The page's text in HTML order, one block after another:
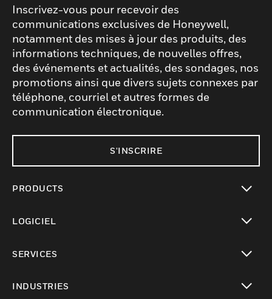
Inscrivez-vous pour recevoir des
communications exclusives de Honeywell,
notamment des mises à jour des produits, des
informations techniques, de nouvelles offres,
des événements et actualités, des sondages, nos
promotions ainsi que divers sujets connexes par
téléphone, courriel et autres formes de
communication électronique.
S'INSCRIRE
PRODUCTS
LOGICIEL
SERVICES
INDUSTRIES